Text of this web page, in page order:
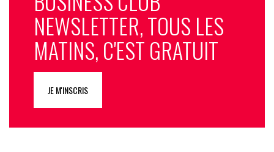
NEWSLETTER, TOUS LES
MATINS, C'EST GRATUIT
JE M'INSCRIS